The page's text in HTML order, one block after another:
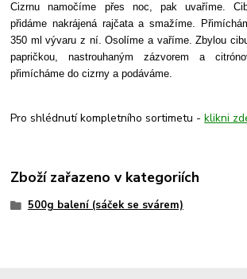
Cizrnu namočíme přes noc, pak uvaříme.
přidáme nakrájená rajčata a smažíme.
350 ml vývaru z ní. Osolíme a vaříme. Zbylou
papričkou, nastrouhaným zázvorem a
přimícháme do cizrny a podáváme.
Pro shlédnutí kompletního sortimetu -klikni
Zboží zařazeno v kategoriích
500g balení (sáček se svárem)